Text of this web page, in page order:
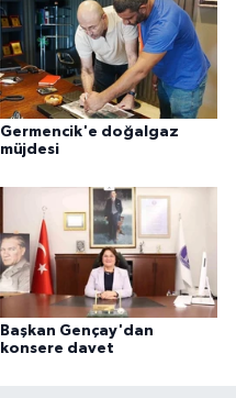
Germencik'e doğalgaz
müjdesi
Başkan Gençay'dan
konsere davet